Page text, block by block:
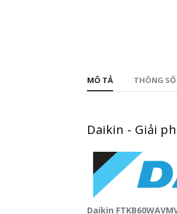
MÔ TẢ THÔNG
Daikin - Giải
Daikin